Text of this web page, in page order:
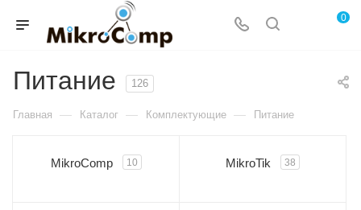
0
Питание 126
Главная — Каталог — Комплектующие — Питание
MikroComp 10 MikroTik 38